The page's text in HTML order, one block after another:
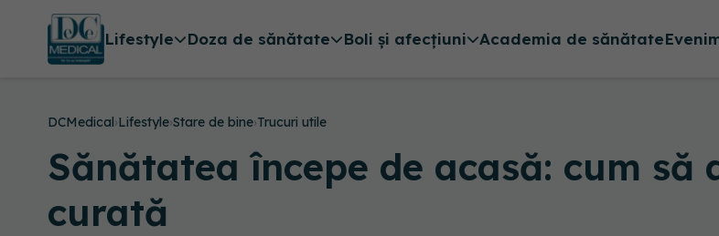
Lifestyle Doza de sănătate Boli și afecțiuni Academia de sănătate
DCMedical›Lifestyle›Stare de bine›Trucuri utile
Sănătatea începe de acasă: cum
curată